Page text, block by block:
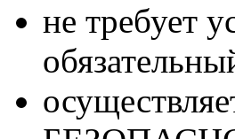
не требует